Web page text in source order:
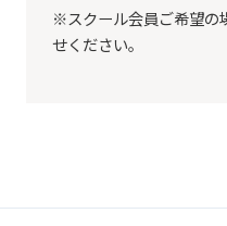
※スクール会員ご希望の
せください。